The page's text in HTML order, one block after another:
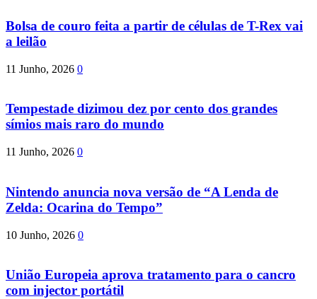
Bolsa de couro feita a partir de células de T-Rex vai
a leilão
11 Junho, 2026 0
Tempestade dizimou dez por cento dos grandes
símios mais raro do mundo
11 Junho, 2026 0
Nintendo anuncia nova versão de “A Lenda de
Zelda: Ocarina do Tempo”
10 Junho, 2026 0
União Europeia aprova tratamento para o cancro
com injector portátil